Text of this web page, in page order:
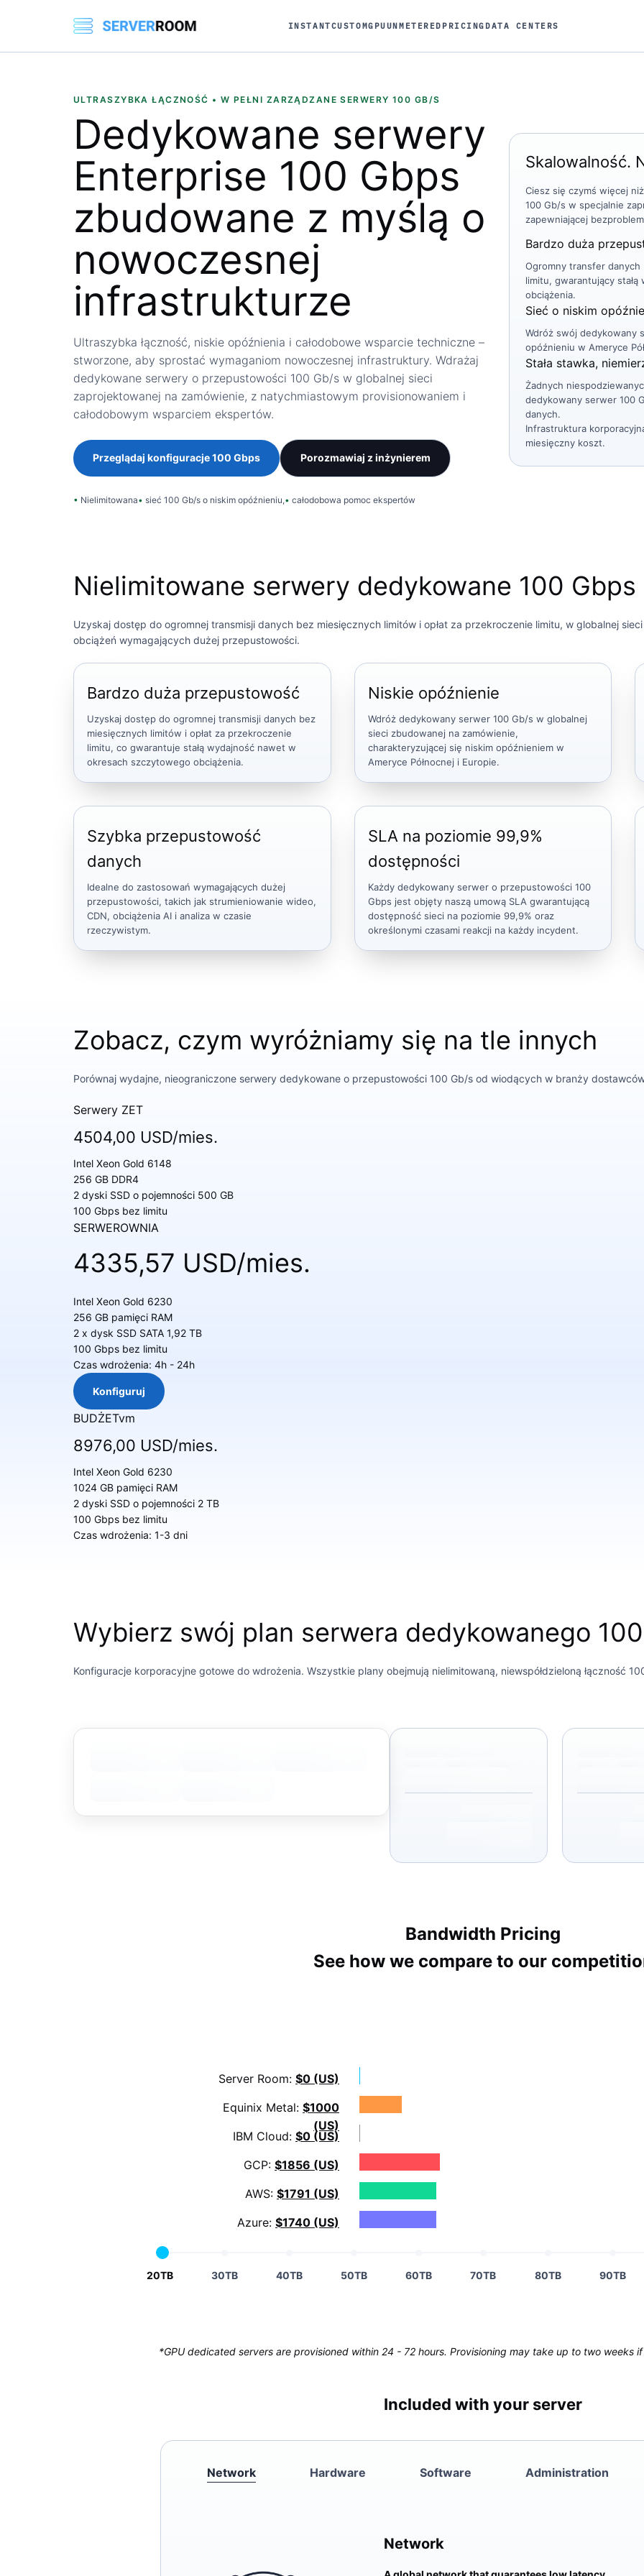
INSTANTCUSTOMGPUUNMETERED PRICING DATA CENTERS
ULTRASZYBKA ŁĄCZNOŚĆ • W PEŁNI ZARZĄDZANE SERWERY 100 GB/S
Dedykowane serwery
Enterprise 100 Gbps
zbudowane z myślą o
nowoczesnej
infrastrukturze
Ultraszybka łączność, niskie opóźnienia i całodobowe wsparcie techniczne –
stworzone, aby sprostać wymaganiom nowoczesnej infrastruktury. Wdrażaj
dedykowane serwery o przepustowości 100 Gb/s w globalnej sieci
zaprojektowanej na zamówienie, z natychmiastowym provisionowaniem i
całodobowym wsparciem ekspertów.
Przeglądaj konfiguracje 100 Gbps Porozmawiaj z inżynierem
Nielimitowana sieć 100 Gb/s o niskim opóźnieniu, całodobowa pomoc ekspertów
Skalowalność.
Ciesz się czymś więcej
100 Gb/s w specjalnie
zapewniającej
Bardzo duża
Ogromny transfer danych
limitu, gwarantujący
obciążenia.
Sieć o niskim
Wdróż swój dedykowany
opóźnieniu w Ameryce
Stała stawka,
Żadnych
dedykowany serwer 100
danych.
Infrastruktura
miesięczny koszt.
Nielimitowane serwery dedykowane 100 Gbps
Uzyskaj dostęp do ogromnej transmisji danych bez miesięcznych limitów i opłat za przekroczenie limitu, w globalnej
obciążeń wymagających dużej przepustowości.
Bardzo duża przepustowość
Uzyskaj dostęp do ogromnej transmisji danych bez
miesięcznych limitów i opłat za przekroczenie
limitu, co gwarantuje stałą wydajność nawet w
okresach szczytowego obciążenia.
Niskie opóźnienie
Wdróż dedykowany serwer 100 Gb/s w globalnej
sieci zbudowanej na zamówienie,
charakteryzującej się niskim opóźnieniem w
Ameryce Północnej i Europie.
Szybka przepustowość
danych
Idealne do zastosowań wymagających dużej
przepustowości, takich jak strumieniowanie wideo,
CDN, obciążenia AI i analiza w czasie
rzeczywistym.
SLA na poziomie 99,9%
dostępności
Każdy dedykowany serwer o przepustowości 100
Gbps jest objęty naszą umową SLA gwarantującą
dostępność sieci na poziomie 99,9% oraz
określonymi czasami reakcji na każdy incydent.
Zobacz, czym wyróżniamy się na tle innych
Porównaj wydajne, nieograniczone serwery dedykowane o przepustowości 100 Gb/s od wiodących w branży
Serwery ZET
4504,00 USD/mies.
Intel Xeon Gold 6148
256 GB DDR4
2 dyski SSD o pojemności 500 GB
100 Gbps bez limitu
SERWEROWNIA
4335,57 USD/mies.
Intel Xeon Gold 6230
256 GB pamięci RAM
2 x dysk SSD SATA 1,92 TB
100 Gbps bez limitu
Czas wdrożenia: 4h - 24h
Konfiguruj
BUDŻETvm
8976,00 USD/mies.
Intel Xeon Gold 6230
1024 GB pamięci RAM
2 dyski SSD o pojemności 2 TB
100 Gbps bez limitu
Czas wdrożenia: 1-3 dni
Wybierz swój plan serwera dedykowanego
Konfiguracje korporacyjne gotowe do wdrożenia. Wszystkie plany obejmują nielimitowaną, niewspółdzieloną łączność
Bandwidth Pricing
See how we compare to our
Server Room: $0 (US)
Equinix Metal: $1000
(US)
IBM Cloud: $0 (US)
GCP: $1856 (US)
AWS: $1791 (US)
Azure: $1740 (US)
20TB 30TB 40TB 50TB 60TB 70TB 80TB 90TB
*GPU dedicated servers are provisioned within 24 - 72 hours. Provisioning may take up to two weeks
Included with your server
Network Hardware Software Administration
Network